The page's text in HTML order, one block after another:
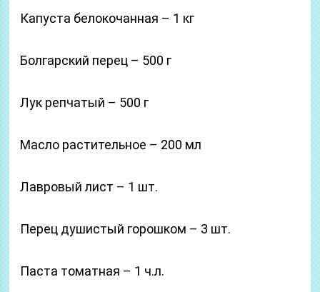
Капуста белокочанная – 1 кг
Болгарский перец – 500 г
Лук репчатый – 500 г
Масло растительное – 200 мл
Лавровый лист – 1 шт.
Перец душистый горошком – 3 шт.
Паста томатная – 1 ч.л.